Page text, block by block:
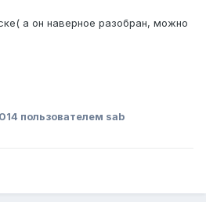
а он наверное разобран, можно
пользователем sab